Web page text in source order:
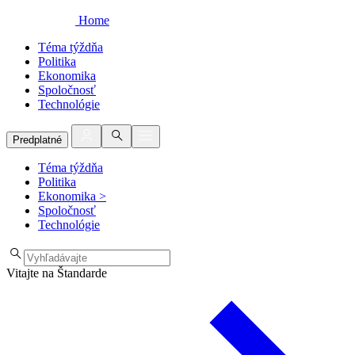
Home
Téma týždňa
Politika
Ekonomika
Spoločnosť
Technológie
Predplatné
Téma týždňa
Politika
Ekonomika >
Spoločnosť
Technológie
Vitajte na Štandarde